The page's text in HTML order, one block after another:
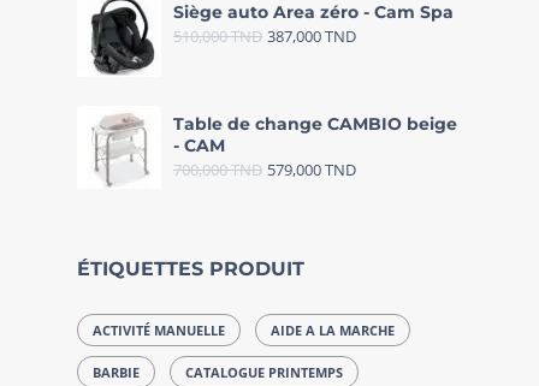
Siège auto Area zéro - Cam Spa
510,000TND 387,000TND
Table de change CAMBIO beige
- CAM
700,000TND 579,000TND
ÉTIQUETTES PRODUIT
ACTIVITÉ MANUELLE AIDE A LA MARCHE
BARBIE CATALOGUE PRINTEMPS